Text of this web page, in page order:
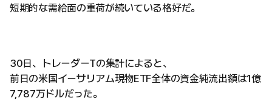
短期的な需給面の重荷が続いている格好だ。
30日、トレーダーTの集計によると、
前日の米国イーサリアム現物ETF全体の資金純流出額は1億
7,787万ドルだった。